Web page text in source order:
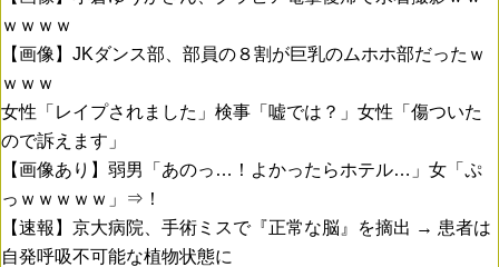
ｗｗｗｗ
【画像】JKダンス部、部員の８割が巨乳のムホホ部だったｗ
ｗｗｗ
女性「レイプされました」検事「嘘では？」女性「傷ついた
ので訴えます」
【画像あり】弱男「あのっ…！よかったらホテル…」女「ぷ
っｗｗｗｗｗ」⇒！
【速報】京大病院、手術ミスで『正常な脳』を摘出 → 患者は
自発呼吸不可能な植物状態に